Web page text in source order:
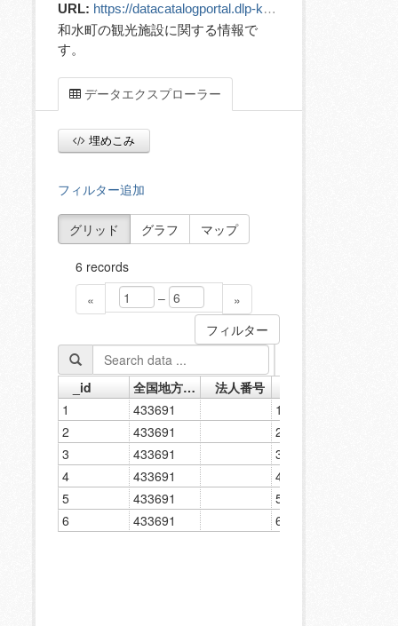
URL: https://datacatalogportal.dlp-kumamoto.jp/ckan/dataset/529ea5da-4c83-434e-b9a0-3c083bf0bbfe/resource/e01ee9e0-8b85-40ba-8b48-ae34b5e82bfc/download/03__.xlsx
和水町の観光施設に関する情報で
す。
データエクスプローラー
埋めこみ
フィルター追加